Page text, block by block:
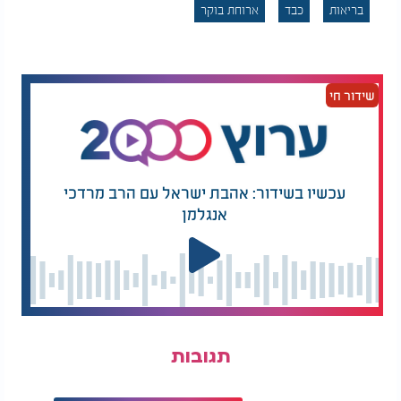
אפשרות נוספת היא שייק המבוסס על ירקות עליים
ירוקים, כמו תרד או קייל.
המלצות נוספות
טוב לדיאטה: 3 כפות
מזה ותקומו בבוקר עם
למה כדאי לכם לאכול
לביבות ארטישוק?
"הכנת שייק עם ירקות עליים כמו תרד או קייל מספקת
בריאות כבד ארוחת בוקר
שידור חי
עכשיו בשידור: אהבת ישראל עם הרב מרדכי
אנגלמן
תגובות